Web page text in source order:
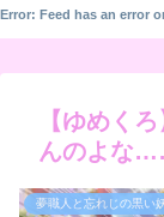
Error: Feed has an error
【ゆめく
んのよ
夢職人と忘れじの黒い